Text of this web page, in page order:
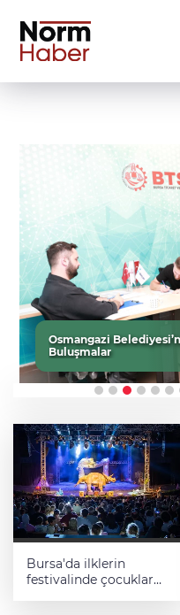
Osmangazi
Buluşmalar
Bursa'da ilklerin
festivalinde çocuklar